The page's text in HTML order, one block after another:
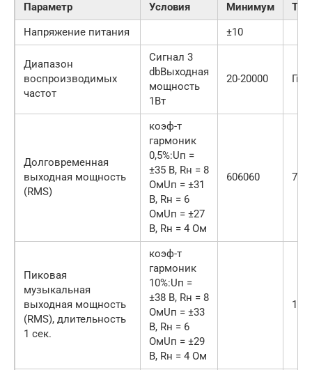
Параметр
Условия Минимум
Напряжение питания
±10
Диапазон
воспроизводимых
частот
Cигнал 3
dbВыходная
мощность
1Вт
20-20000 Гц
Долговременная
выходная мощность
(RMS)
коэф-т
гармоник
0,5%:Uп =
±35 В, Rн = 8
ОмUп = ±31
В, Rн = 6
ОмUп = ±27
В, Rн = 4 Ом
606060
Пиковая
музыкальная
выходная мощность
(RMS), длительность
1 сек.
коэф-т
гармоник
10%:Uп =
±38 В, Rн = 8
ОмUп = ±33
В, Rн = 6
ОмUп = ±29
В, Rн = 4 Ом